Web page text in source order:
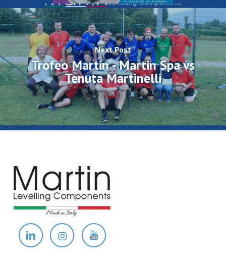
Next Post
Trofeo Martin - Martin Spa vs
Tenuta Martinelli